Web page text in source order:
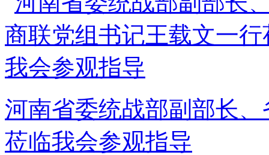
河南省委统战部副部长
莅临我会参观指导